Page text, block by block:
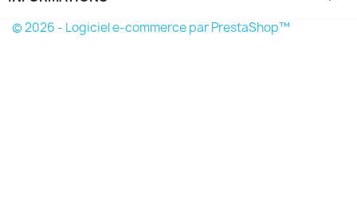
© 2026 - Logiciel e-commerce par PrestaShop™